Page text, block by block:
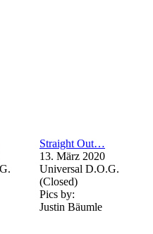
Straight Out…
13. März 2020
Universal D.O.G.
(Closed)
Pics by:
Justin Bäumle